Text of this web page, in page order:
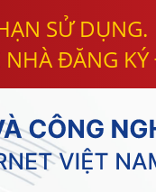
SỬ DỤNG.
ĐĂNG